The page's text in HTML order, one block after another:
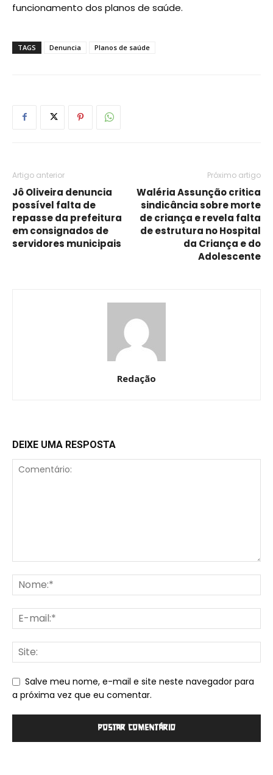
funcionamento dos planos de saúde.
TAGS Denuncia Planos de saúde
Artigo anterior
Jô Oliveira denuncia
possível falta de
repasse da prefeitura
em consignados de
servidores municipais
Próximo artigo
Waléria Assunção critica
sindicância sobre morte
de criança e revela falta
de estrutura no Hospital
da Criança e do
Adolescente
Redação
DEIXE UMA RESPOSTA
Salve meu nome, e-mail e site neste navegador para
a próxima vez que eu comentar.